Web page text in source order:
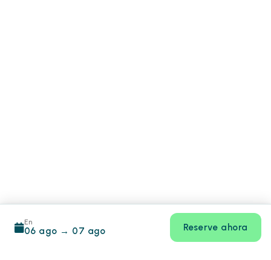
En
06 ago → 07 ago Reserve ahora